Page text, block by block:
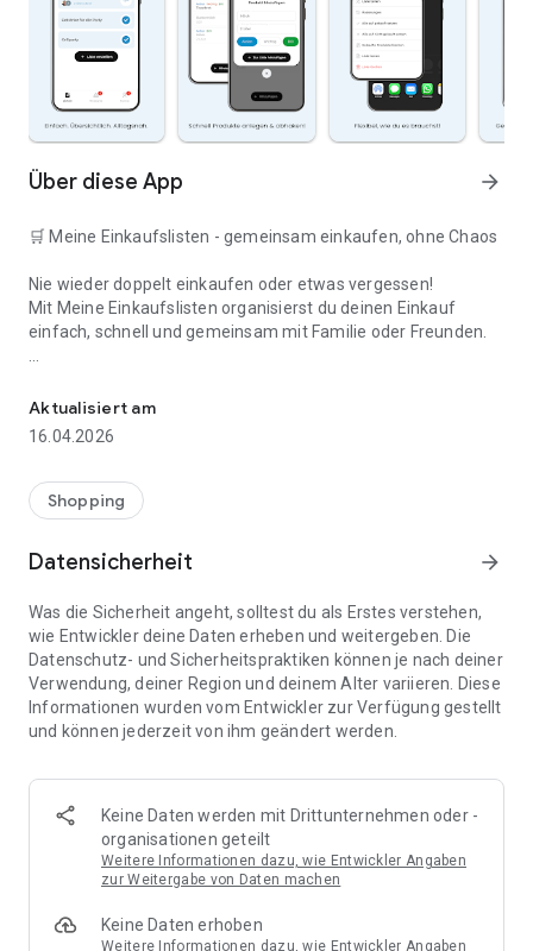
Über diese App arrow_forward
🛒 Meine Einkaufslisten - gemeinsam einkaufen, ohne Chaos
Nie wieder doppelt einkaufen oder etwas vergessen!
Mit Meine Einkaufslisten organisierst du deinen Einkauf
einfach, schnell und gemeinsam mit Familie oder Freunden.
👨‍👩‍👧 Gemeinsame Einkaufslisten in Echtzeit: Alle sehen
⚡ Superschnell & einfach: Liste in Sekunden erstellen und
sofort loslegen.
📱 Immer dabei: Deine Einkaufsliste ist jederzeit auf deinem
🤝 Teilen leicht gemacht: Lade andere ein und erledigt den
Einkauf gemeinsam.
🍳 Zutaten direkt aus Rezepten übernehmen: Importiere
Zutaten von Rezept-Webseiten und verwandle sie
🚀 DEINE VORTEILE IM ALLTAG
* Nie wieder doppelte Einkäufe
* Kein Chaos mehr beim Einkaufen
* Bessere Abstimmung mit Familie & Freunden
* Perfekt für die Essensplanung
Aktualisiert am
16.04.2026
Shopping
Datensicherheit arrow_forward
Was die Sicherheit angeht, solltest du als Erstes verstehen,
wie Entwickler deine Daten erheben und weitergeben. Die
Datenschutz- und Sicherheitspraktiken können je nach deiner
Verwendung, deiner Region und deinem Alter variieren. Diese
Informationen wurden vom Entwickler zur Verfügung gestellt
und können jederzeit von ihm geändert werden.
Keine Daten werden mit Drittunternehmen oder -
organisationen geteilt
Weitere Informationen dazu, wie Entwickler Angaben
zur Weitergabe von Daten machen
Keine Daten erhoben
Weitere Informationen dazu, wie Entwickler Angaben